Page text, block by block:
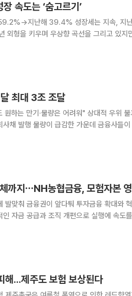
속도는 ‘숨고르기’
지난해 39.4% 성장세는 지속, 지
타 보장성보험 대비 낮은 판매수수료로
최대 3조 조달
하는 만기·물량은 어려워" 상대적 우위
발맞춰 금융권이 앞다퉈 투자금융 확대와
인 자금 공급과 조직 개편으로 실행에 속도
다음 달 18일 서울 웨스틴 서울 파르나스
해...제주도 보험 보상된다